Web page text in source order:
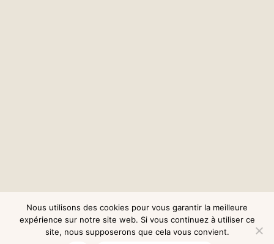
Nous utilisons des cookies pour vous garantir la meilleure
expérience sur notre site web. Si vous continuez à utiliser ce
site, nous supposerons que cela vous convient.